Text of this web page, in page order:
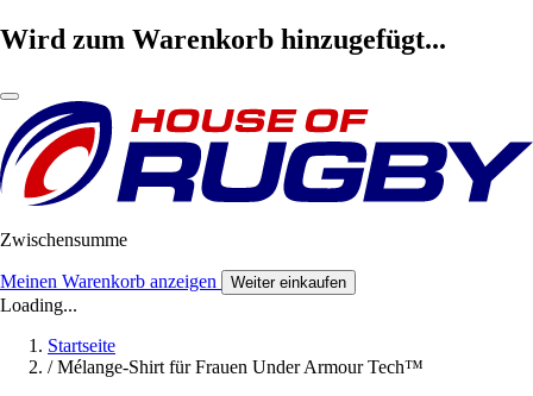
Wird zum Warenkorb hinzugefügt...
Zwischensumme
Meinen Warenkorb anzeigen Weiter einkaufen
Loading...
Startseite
/ Mélange-Shirt für Frauen Under Armour Tech™